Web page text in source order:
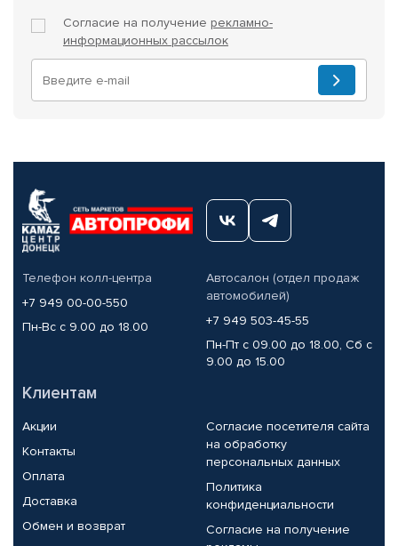
Согласие на получение рекламно-
информационных рассылок
Телефон колл-центра
+7 949 00-00-550
Пн-Вс с 9.00 до 18.00
Автосалон (отдел продаж
автомобилей)
+7 949 503-45-55
Пн-Пт с 09.00 до 18.00, Сб с
9.00 до 15.00
Клиентам
Акции
Контакты
Оплата
Доставка
Обмен и возврат
Согласие посетителя сайта
на обработку
персональных данных
Политика
конфиденциальности
Согласие на получение